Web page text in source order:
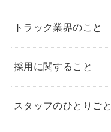
トラック業界のこと
採用に関すること
スタッフのひとりごと